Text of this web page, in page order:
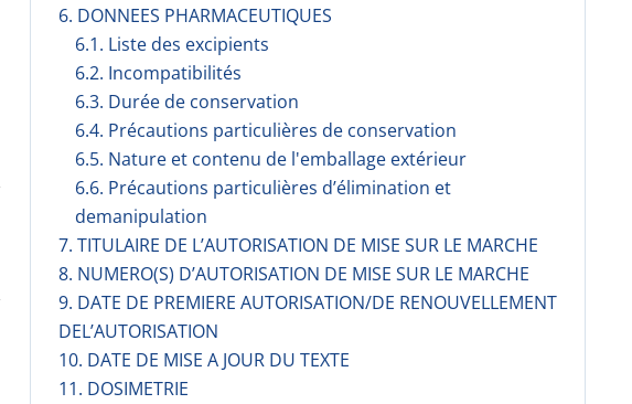
6. DONNEES PHARMACEUTIQUES
6.1. Liste des excipients
6.2. Incompati­bilités
6.3. Durée de conservation
6.4. Précautions particulières de conservation
6.5. Nature et contenu de l'emballage extérieur
6.6. Précautions particulières d’élimination et
demanipulation
7. TITULAIRE DE L’AUTORISATION DE MISE SUR LE MARCHE
8. NUMERO(S) D’AUTORISATION DE MISE SUR LE MARCHE
9. DATE DE PREMIERE AUTORISATION/DE RENOUVELLEMENT
DEL’AUTORISATION
10. DATE DE MISE A JOUR DU TEXTE
11. DOSIMETRIE